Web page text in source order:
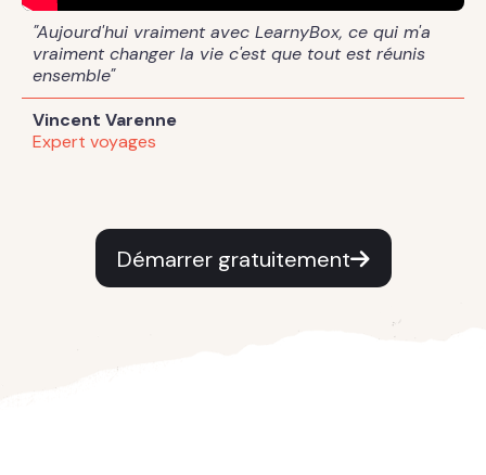
"Aujourd'hui vraiment avec LearnyBox, ce qui m'a
vraiment changer la vie c'est que tout est réunis
ensemble"
Vincent Varenne
Expert voyages
Démarrer gratuitement